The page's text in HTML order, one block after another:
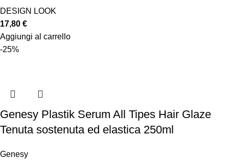
DESIGN LOOK
17,80 €
Aggiungi al carrello
-25%
Genesy Plastik Serum All Tipes Hair Glaze
Tenuta sostenuta ed elastica 250ml
Genesy